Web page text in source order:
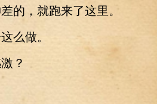
的，就跑来了这里。
么做。
？